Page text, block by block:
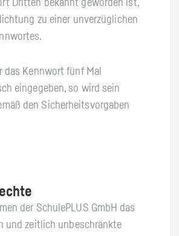
Dritten bekannt geworden ist,
zu einer unverzüglichen
das Kennwort fünf Mal
eingegeben, so wird sein
den Sicherheitsvorgaben
der SchulePLUS GmbH das
und zeitlich unbeschränkte